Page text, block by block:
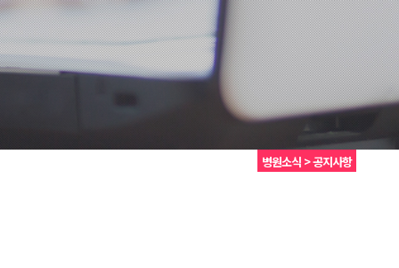
병원소식 > 공지사항